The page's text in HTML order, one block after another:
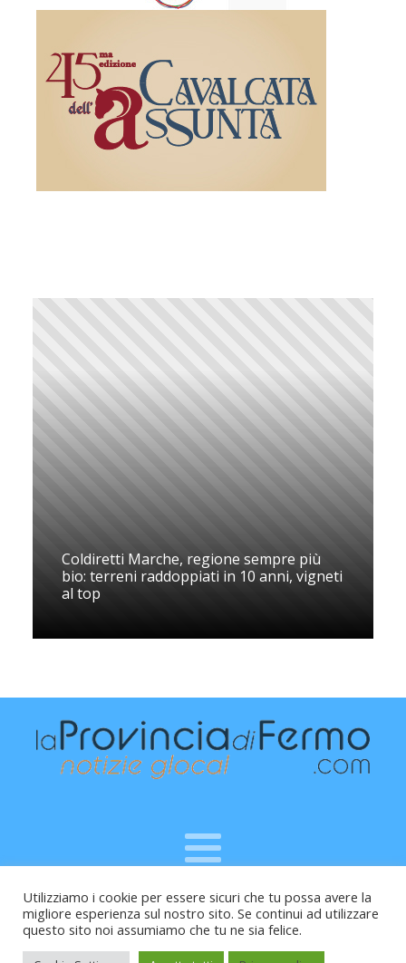
Coldiretti Marche, regione sempre più
bio: terreni raddoppiati in 10 anni, vigneti
al top
Raffaele Vitali - via Leopardi 10 - 61121 Pesaro (PU) -
Cod.Fisc VTLRFL77B02L500Y - Testata giornalistica, aut.
Trib.Fermo n.04/2010 del 05/08/2010
Utilizziamo i cookie per essere sicuri che tu possa avere la
migliore esperienza sul nostro sito. Se continui ad utilizzare
questo sito noi assumiamo che tu ne sia felice.